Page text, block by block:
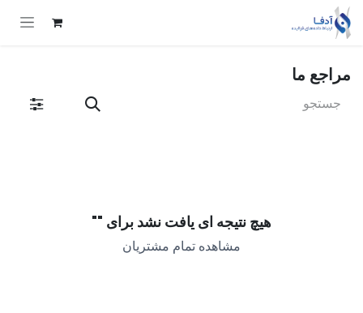
Skip to Content
مراجع ما
هیچ نتیجه ای یافت نشد برای ""
مشاهده تمام مشتریان